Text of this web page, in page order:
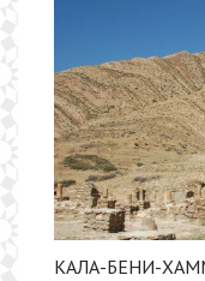
КАЛА-БЕНИ-